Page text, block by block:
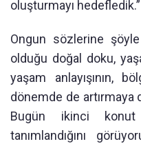
oluşturmayı hedefledik.”
Ongun sözlerine
olduğu doğal doku,
yaşam anlayışının,
dönemde de artırmaya
Bugün ikinci konut
tanımlandığını